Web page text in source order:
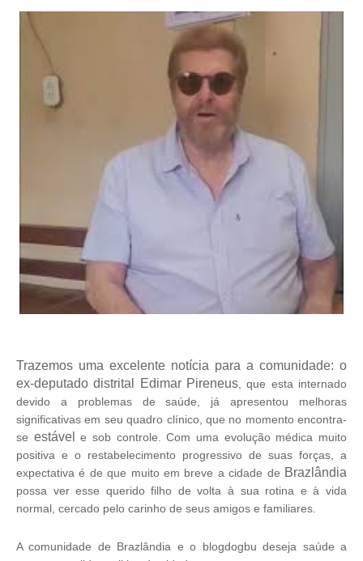
Trazemos uma excelente notícia para a comunidade: o
ex-deputado distrital
Edimar Pireneus , que esta internado
devido a problemas de saúde, já apresentou melhoras
significativas em seu quadro clínico, que no momento encontra-
se estável
e sob controle. Com uma evolução médica muito
positiva e o restabelecimento progressivo de suas forças, a
expectativa é de que muito em breve a cidade de Brazlândia
possa ver esse querido filho de volta à sua rotina e à vida
normal, cercado pelo carinho de seus amigos e familiares.
A comunidade de Brazlândia e o blogdogbu deseja saúde a